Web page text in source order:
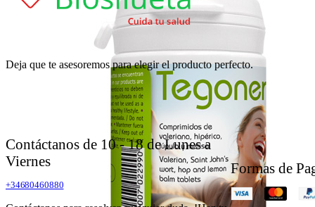
Deja que te asesoremos para elegir el producto perfecto.
Contáctanos de 10 - 18 de Lunes a
Viernes
+34680460880
Formas de